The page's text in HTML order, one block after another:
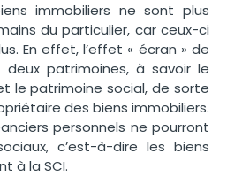
immobiliers ne sont plus
du particulier, car ceux-ci
En effet, l’effet « écran » de
patrimoines, à savoir le
le patrimoine social, de sorte
des biens immobiliers.
personnels ne pourront
c’est-à-dire les biens
à la SCI.